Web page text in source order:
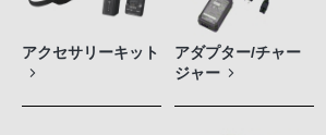
アクセサリーキット
アダプター/チャー
ジャー